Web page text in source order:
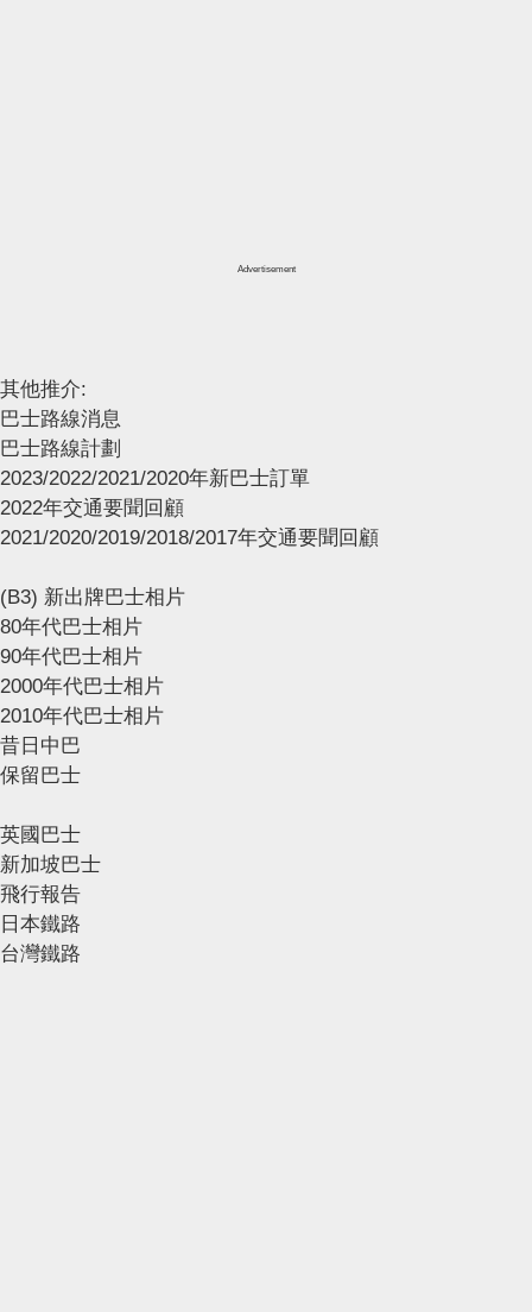
Advertisement
其他推介:
巴士路線消息
巴士路線計劃
2023/2022/2021/2020年新巴士訂單
2022年交通要聞回顧
2021/2020/2019/2018/2017年交通要聞回顧
(B3) 新出牌巴士相片
80年代巴士相片
90年代巴士相片
2000年代巴士相片
2010年代巴士相片
昔日中巴
保留巴士
英國巴士
新加坡巴士
飛行報告
日本鐵路
台灣鐵路